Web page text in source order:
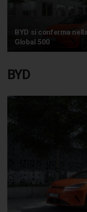
BYD si conferma
Global 500
BYD